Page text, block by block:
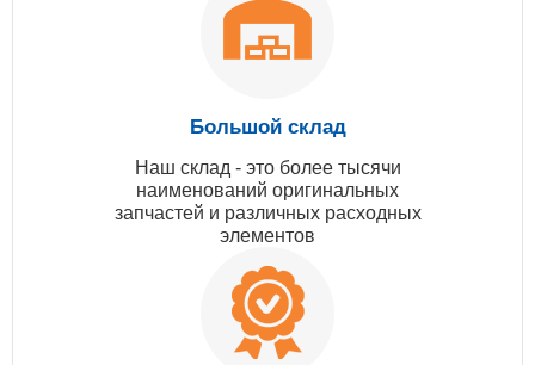
Большой склад
Наш склад - это более тысячи
наименований оригинальных
запчастей и различных расходных
элементов